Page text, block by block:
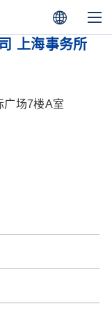
上海事务所
广场7楼A室